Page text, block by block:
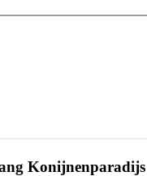
Konijnenparadijs